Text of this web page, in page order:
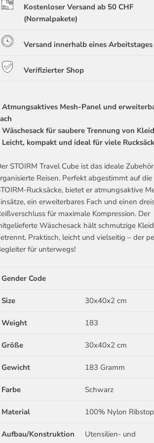
Kostenloser Versand ab 50 CHF
(Normalpakete)
Versand innerhalb eines Arbeitstages
Verifizierter Shop
Atmungsaktives Mesh-Panel und
Wäschesack für saubere Trennung von
Leicht, kompakt und ideal für viele
STOIRM Travel Cube ist das ideale
Reisen. Perfekt abgestimmt auf die
Rucksäcke, bietet er atmungsaktive
ein erweiterbares Fach und einen
für maximale Kompression. Der
Wäschesack hält schmutzige
Praktisch, leicht und vielseitig – der
für unterwegs!
Gender Code
Size 30x40x2 cm
Weight 183
Größe 30x40x2 cm
Gewicht 183 Gramm
Farbe Schwarz
Material 100% Nylon Ribstop
Aufbau/Konstruktion
Utensilien- und